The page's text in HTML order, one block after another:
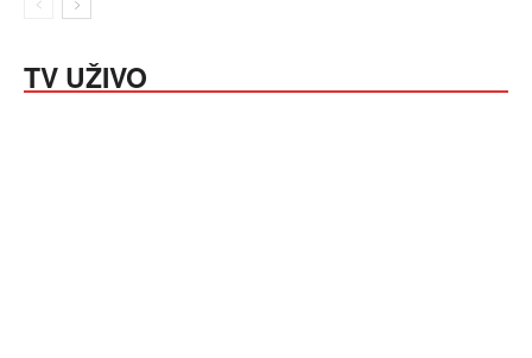
TV UŽIVO